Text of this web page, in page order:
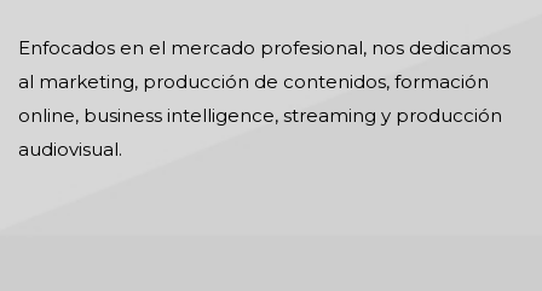
Enfocados en el mercado profesional, nos dedicamos
al marketing, producción de contenidos, formación
online, business intelligence, streaming y producción
audiovisual.